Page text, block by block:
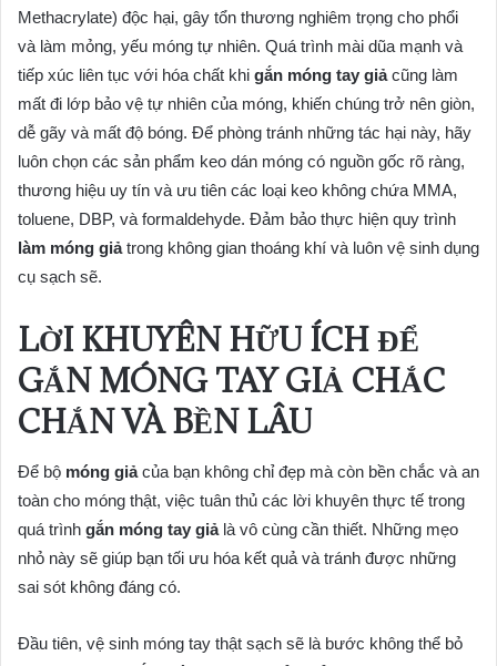
Methacrylate) độc hại, gây tổn thương nghiêm trọng cho phổi
và làm mỏng, yếu móng tự nhiên. Quá trình mài dũa mạnh và
tiếp xúc liên tục với hóa chất khi gắn móng tay giảcũng làm
mất đi lớp bảo vệ tự nhiên của móng, khiến chúng trở nên giòn,
dễ gãy và mất độ bóng. Để phòng tránh những tác hại này, hãy
luôn chọn các sản phẩm keo dán móng có nguồn gốc rõ ràng,
thương hiệu uy tín và ưu tiên các loại keo không chứa MMA,
toluene, DBP, và formaldehyde. Đảm bảo thực hiện quy trình
làm móng giảtrong không gian thoáng khí và luôn vệ sinh dụng
cụ sạch sẽ.
LỜI KHUYÊN HỮU ÍCH ĐỂ
GẮN MÓNG TAY GIẢ CHẮC
CHẮN VÀ BỀN LÂU
Để bộ móng giảcủa bạn không chỉ đẹp mà còn bền chắc và an
toàn cho móng thật, việc tuân thủ các lời khuyên thực tế trong
quá trình gắn móng tay giảlà vô cùng cần thiết. Những mẹo
nhỏ này sẽ giúp bạn tối ưu hóa kết quả và tránh được những
sai sót không đáng có.
Đầu tiên, vệ sinh móng tay thật sạch sẽ là bước không thể bỏ